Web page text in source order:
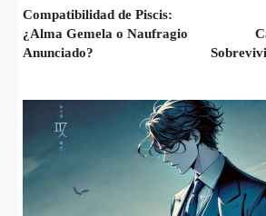
Compatibilidad de Piscis:
¿Alma Gemela o Naufragio
Anunciado?